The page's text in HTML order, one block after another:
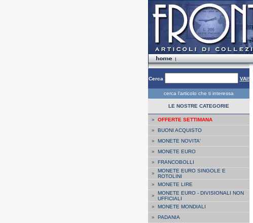
Cerca VAI!
cerca l'articolo che ti interessa
LE NOSTRE CATEGORIE
» OFFERTE SETTIMANA
» BUONI ACQUISTO
» MONETE NOVITA'
» MONETE EURO
» FRANCOBOLLI
» MONETE EURO SINGOLE E
ROTOLINI
» MONETE LIRE
» MONETE EURO - DIVISIONALI NON
UFFICIALI
» MONETE MONDIALI
» PADANIA